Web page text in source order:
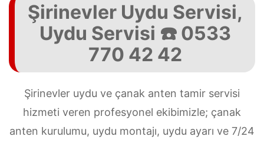
Şirinevler Uydu Servisi,
Uydu Servisi ☎️ 0533
770 42 42
Şirinevler uydu ve çanak anten tamir servisi
hizmeti veren profesyonel ekibimizle; çanak
anten kurulumu, uydu montajı, uydu ayarı ve 7/24